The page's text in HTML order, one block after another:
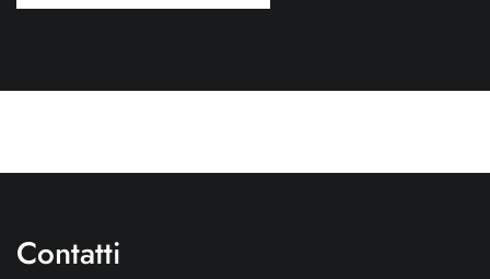
Contatti